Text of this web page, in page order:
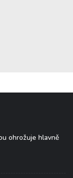
ohrožuje hlavně